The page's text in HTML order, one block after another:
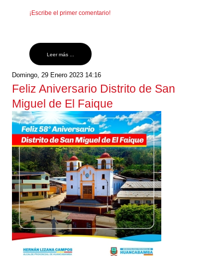
¡Escribe el primer comentario!
Leer más ...
Domingo, 29 Enero 2023 14:16
Feliz Aniversario Distrito de San
Miguel de El Faique